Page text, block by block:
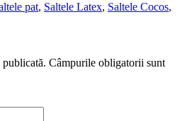
pat, Saltele Latex, Saltele Cocos,
Câmpurile obligatorii sunt